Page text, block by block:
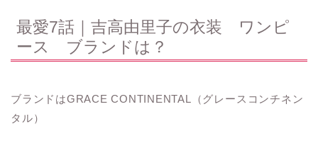
最愛7話｜吉高由里子の衣装 ワンピ
ース ブランドは？
ブランドはGRACE CONTINENTAL（グレースコンチネン
タル）